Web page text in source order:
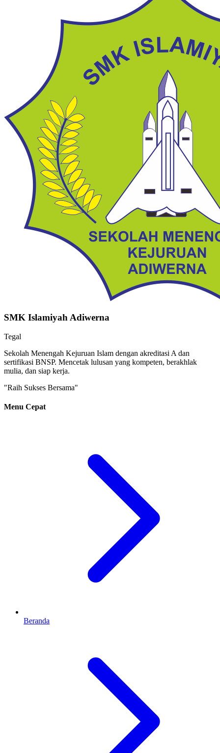
SMK Islamiyah Adiwerna
Tegal
Sekolah Menengah Kejuruan Islam dengan akreditasi A dan
sertifikasi BNSP. Mencetak lulusan yang kompeten, berakhlak
mulia, dan siap kerja.
"Raih Sukses Bersama"
Menu Cepat
Beranda